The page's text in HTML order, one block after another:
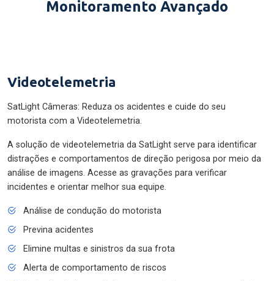
Monitoramento Avançado
Videotelemetria
SatLight Câmeras: Reduza os acidentes e cuide do seu
motorista com a Videotelemetria.
A solução de videotelemetria da SatLight serve para identificar
distrações e comportamentos de direção perigosa por meio da
análise de imagens. Acesse as gravações para verificar
incidentes e orientar melhor sua equipe.
Análise de condução do motorista
Previna acidentes
Elimine multas e sinistros da sua frota
Alerta de comportamento de riscos